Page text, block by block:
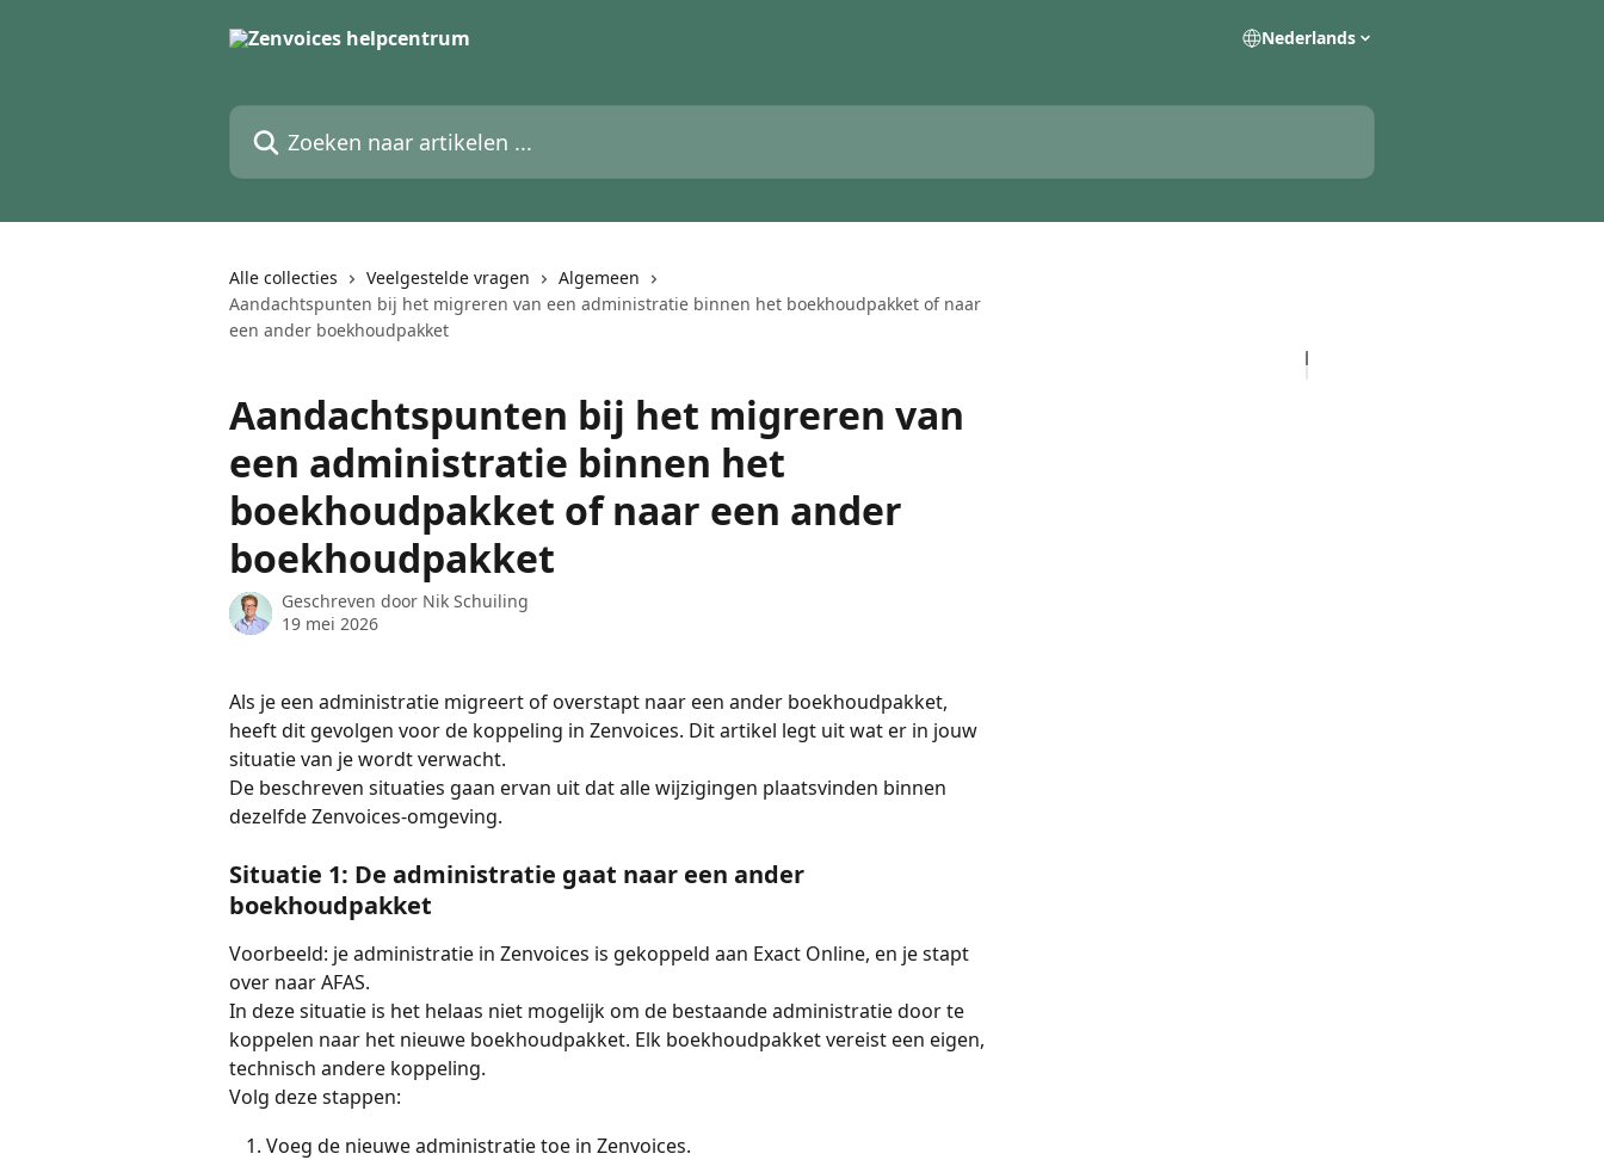
Nederlands
Zoeken naar artikelen ...
Alle collecties Veelgestelde vragen
Algemeen
Aandachtspunten bij het migreren van een administratie binnen het boekhoudpakket of naar
een ander boekhoudpakket
Aandachtspunten bij het migreren van
een administratie binnen het
boekhoudpakket of naar een ander
boekhoudpakket
Geschreven door Nik Schuiling
19 mei 2026
Als je een administratie migreert of overstapt naar een ander boekhoudpakket,
heeft dit gevolgen voor de koppeling in Zenvoices. Dit artikel legt uit wat er in jouw
situatie van je wordt verwacht.
De beschreven situaties gaan ervan uit dat alle wijzigingen plaatsvinden binnen
dezelfde Zenvoices-omgeving.
Situatie 1: De administratie gaat naar een ander
boekhoudpakket
Voorbeeld: je administratie in Zenvoices is gekoppeld aan Exact Online, en je stapt
over naar AFAS.
In deze situatie is het helaas niet mogelijk om de bestaande administratie door te
koppelen naar het nieuwe boekhoudpakket. Elk boekhoudpakket vereist een eigen,
technisch andere koppeling.
Volg deze stappen:
Voeg de nieuwe administratie toe in Zenvoices.